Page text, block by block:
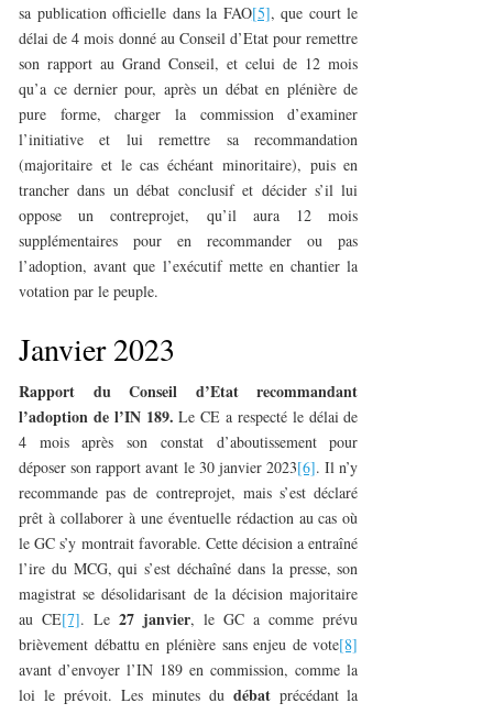
sa publication officielle dans la FAO[5], que court le
délai de 4 mois donné au Conseil d’Etat pour remettre
son rapport au Grand Conseil, et celui de 12 mois
qu’a ce dernier pour, après un débat en plénière de
pure forme, charger la commission d’examiner
l’initiative et lui remettre sa recommandation
(majoritaire et le cas échéant minoritaire), puis en
trancher dans un débat conclusif et décider s’il lui
oppose un contreprojet, qu’il aura 12 mois
supplémentaires pour en recommander ou pas
l’adoption, avant que l’exécutif mette en chantier la
votation par le peuple.
Janvier 2023
Rapport du Conseil d’Etat recommandant
l’adoption de l’IN 189. Le CE a respecté le délai de
4 mois après son constat d’aboutissement pour
déposer son rapport avant le 30 janvier 2023[6]. Il n’y
recommande pas de contreprojet, mais s’est déclaré
prêt à collaborer à une éventuelle rédaction au cas où
le GC s’y montrait favorable. Cette décision a entraîné
l’ire du MCG, qui s’est déchaîné dans la presse, son
magistrat se désolidarisant de la décision majoritaire
au CE[7]. Le27 janvier, le GC a comme prévu
brièvement débattu en plénière sans enjeu de vote[8]
avant d’envoyer l’IN 189 en commission, comme la
loi le prévoit. Les minutes du débatprécédant la